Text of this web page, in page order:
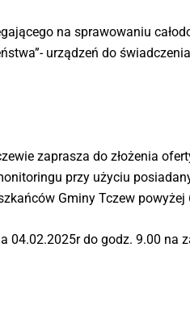
na sprawowaniu
urządzeń do
zaprasza do złożenia
przy użyciu
Gminy Tczew
04.02.2025r do godz. 9.00 na